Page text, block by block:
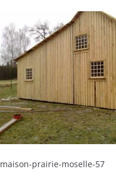
maison-prairie-moselle-57